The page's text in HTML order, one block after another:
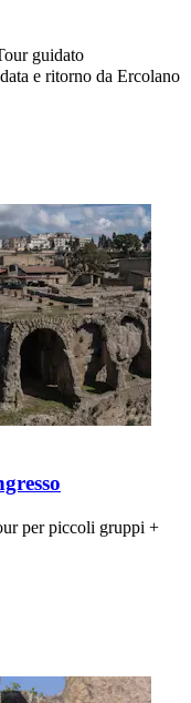
guidato
e ritorno da Ercolano
per piccoli gruppi +